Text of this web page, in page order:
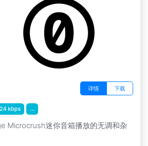
详情 下载
kbps ...
Microcrush迷你音箱播放的无调和杂